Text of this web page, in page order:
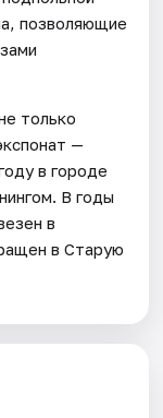
позволяющие
только
—
в городе
В годы
в
в Старую